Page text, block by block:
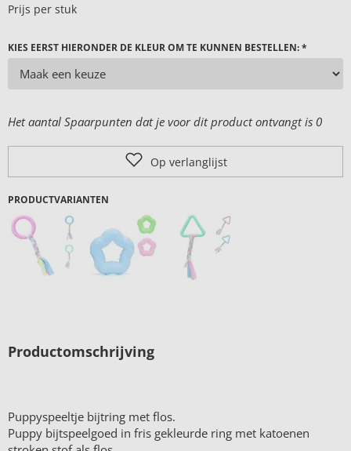
Prijs per stuk
KIES EERST HIERONDER DE KLEUR OM TE KUNNEN BESTELLEN: *
Het aantal Spaarpunten dat je voor dit product ontvangt is 0
Op verlanglijst
PRODUCTVARIANTEN
Productomschrijving
Puppyspeeltje bijtring met flos.
Puppy bijtspeelgoed in fris gekleurde ring met katoenen